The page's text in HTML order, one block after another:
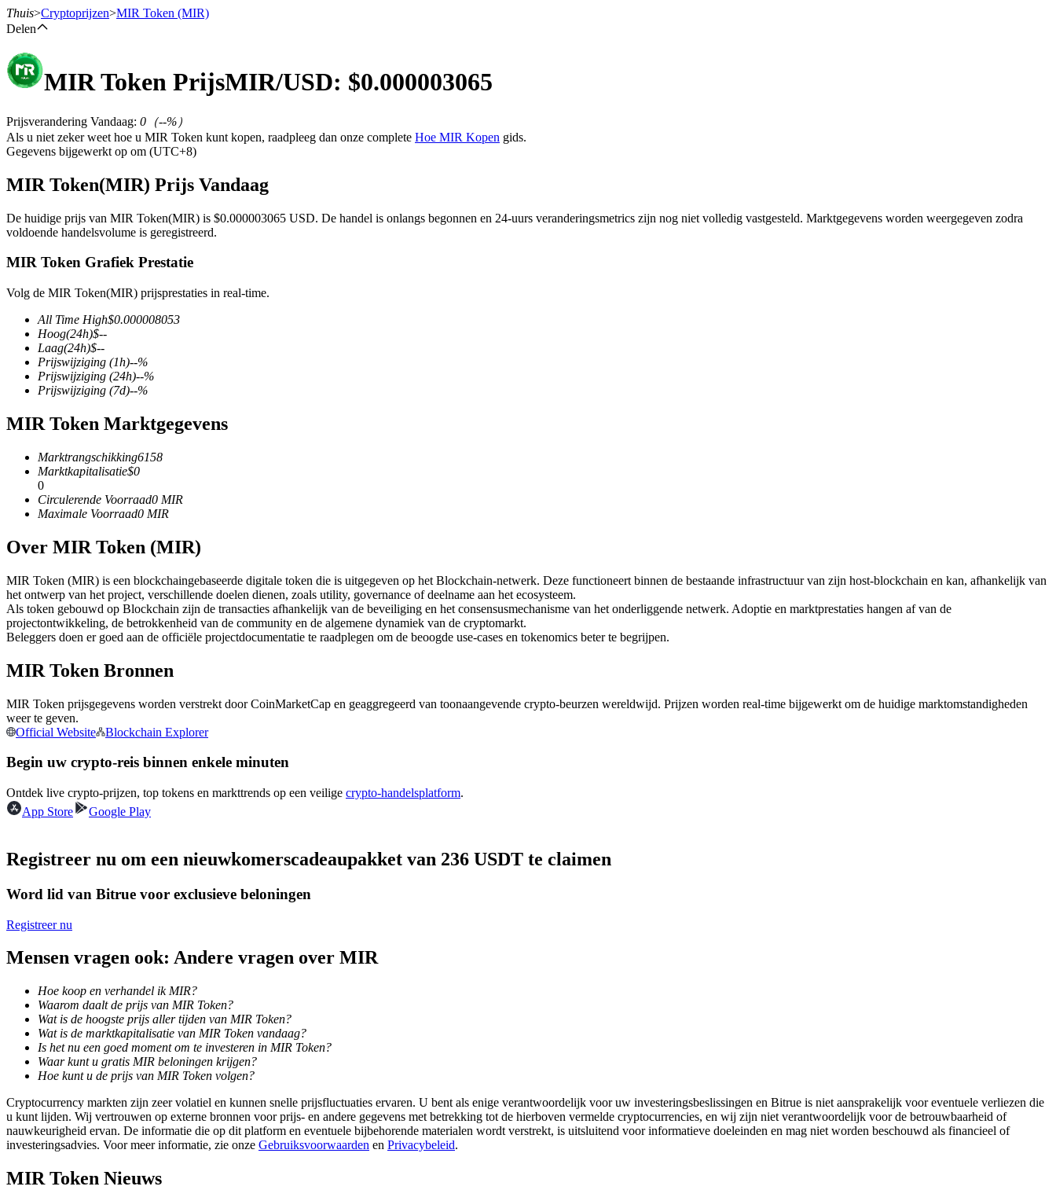
Termijncontracten
USDT-futures
Futures met USDT als onderpand
COIN-M-futures
Cryptocurrency-futures
TradFi
Futures met USDC als onderpand
Word een Copy Trader
Geniet van winstdeling en copy trading commissies
Thuis>Cryptoprijzen>MIR Token (MIR)
Delen
MIR Token PrijsMIR/USD: $0.000003065
Prijsverandering Vandaag: 0 （--%）
Als u niet zeker weet hoe u MIR Token kunt kopen, raadpleeg dan onze complete Hoe MIR Kopen gids.
Gegevens bijgewerkt op om (UTC+8)
MIR Token(MIR) Prijs Vandaag
De huidige prijs van MIR Token(MIR) is $0.000003065 USD. De handel is onlangs begonnen en 24-uurs veranderingsmetrics zijn nog niet volledig vastgesteld. Marktgegevens worden weergegeven zodra
voldoende handelsvolume is geregistreerd.
MIR Token Grafiek Prestatie
Volg de MIR Token(MIR) prijsprestaties in real-time.
All Time High$0.000008053
Hoog(24h)$--
Laag(24h)$--
Prijswijziging (1h)--%
Prijswijziging (24h)--%
Prijswijziging (7d)--%
MIR Token Marktgegevens
Marktrangschikking6158
Marktkapitalisatie$0
0
Circulerende Voorraad0 MIR
Maximale Voorraad0 MIR
Over MIR Token (MIR)
MIR Token (MIR) is een blockchaingebaseerde digitale token die is uitgegeven op het Blockchain-netwerk. Deze functioneert binnen de bestaande infrastructuur van zijn host-blockchain en kan, afhankelijk van
het ontwerp van het project, verschillende doelen dienen, zoals utility, governance of deelname aan het ecosysteem.
Als token gebouwd op Blockchain zijn de transacties afhankelijk van de beveiliging en het consensusmechanisme van het onderliggende netwerk. Adoptie en marktprestaties hangen af van de
projectontwikkeling, de betrokkenheid van de community en de algemene dynamiek van de cryptomarkt.
Beleggers doen er goed aan de officiële projectdocumentatie te raadplegen om de beoogde use-cases en tokenomics beter te begrijpen.
MIR Token Bronnen
MIR Token prijsgegevens worden verstrekt door CoinMarketCap en geaggregeerd van toonaangevende crypto-beurzen wereldwijd. Prijzen worden real-time bijgewerkt om de huidige marktomstandigheden
weer te geven.
Official Website
Blockchain Explorer
Begin uw crypto-reis binnen enkele minuten
Ontdek live crypto-prijzen, top tokens en markttrends op een veilige crypto-handelsplatform.
App Store
Google Play
Registreer nu om een nieuwkomerscadeaupakket van 236 USDT te claimen
Word lid van Bitrue voor exclusieve beloningen
Registreer nu
Mensen vragen ook: Andere vragen over MIR
Hoe koop en verhandel ik MIR?
Waarom daalt de prijs van MIR Token?
Wat is de hoogste prijs aller tijden van MIR Token?
Wat is de marktkapitalisatie van MIR Token vandaag?
Is het nu een goed moment om te investeren in MIR Token?
Waar kunt u gratis MIR beloningen krijgen?
Hoe kunt u de prijs van MIR Token volgen?
Cryptocurrency markten zijn zeer volatiel en kunnen snelle prijsfluctuaties ervaren. U bent als enige verantwoordelijk voor uw investeringsbeslissingen en Bitrue is niet aansprakelijk voor eventuele verliezen die
u kunt lijden. Wij vertrouwen op externe bronnen voor prijs- en andere gegevens met betrekking tot de hierboven vermelde cryptocurrencies, en wij zijn niet verantwoordelijk voor de betrouwbaarheid of
nauwkeurigheid ervan. De informatie die op dit platform en eventuele bijbehorende materialen wordt verstrekt, is uitsluitend voor informatieve doeleinden en mag niet worden beschouwd als financieel of
investeringsadvies. Voor meer informatie, zie onze Gebruiksvoorwaarden en Privacybeleid.
MIR Token Nieuws